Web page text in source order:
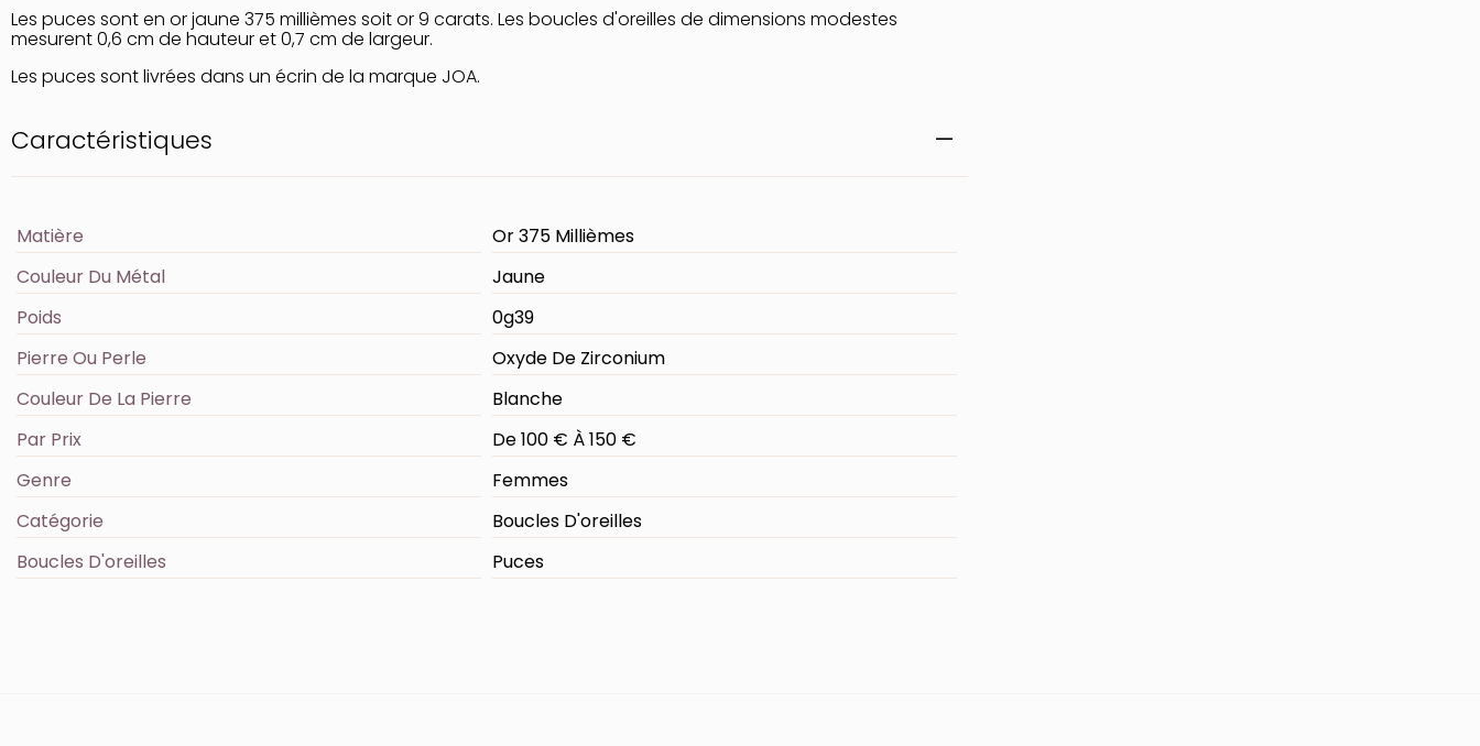
Les puces sont en or jaune 375 millièmes soit or 9 carats. Les boucles d'oreilles de dimensions modestes
mesurent 0,6 cm de hauteur et 0,7 cm de largeur.
Les puces sont livrées dans un écrin de la marque JOA.
Caractéristiques
Matière
Or 375 Millièmes
Couleur Du Métal
Jaune
Poids
0g39
Pierre Ou Perle
Oxyde De Zirconium
Couleur De La Pierre
Blanche
Par Prix
De 100 € À 150 €
Genre
Femmes
Catégorie
Boucles D'oreilles
Boucles D'oreilles
Puces